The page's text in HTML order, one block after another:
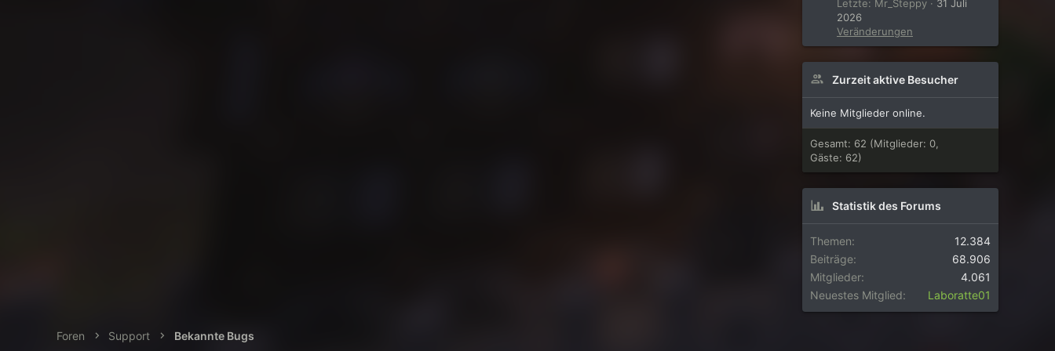
Letzte: Mr_Steppy
31 Juli
2026
Veränderungen
Zurzeit aktive Besucher
Keine Mitglieder online.
Gesamt: 62 (Mitglieder: 0,
Gäste: 62)
Statistik des Forums
Themen
12.384
Beiträge
68.906
Mitglieder
4.061
Neuestes Mitglied
Laboratte01
Foren Support Bekannte Bugs